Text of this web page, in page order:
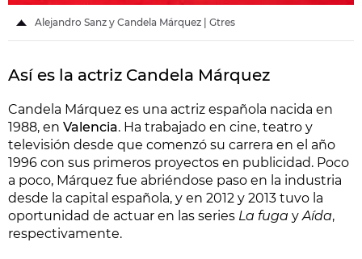
Alejandro Sanz y Candela Márquez | Gtres
Así es la actriz Candela Márquez
Candela Márquez es una actriz española nacida en
1988, en Valencia. Ha trabajado en cine, teatro y
televisión desde que comenzó su carrera en el año
1996 con sus primeros proyectos en publicidad. Poco
a poco, Márquez fue abriéndose paso en la industria
desde la capital española, y en 2012 y 2013 tuvo la
oportunidad de actuar en las series La fuga yAída,
respectivamente.